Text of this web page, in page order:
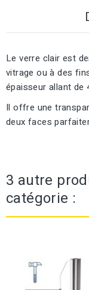
Le verre clair est
vitrage ou à des
épaisseur allant de
Il offre une
deux faces
3 autre
catégorie :